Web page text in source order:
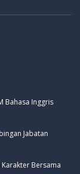
Bahasa Inggris
Jabatan
Karakter Bersama